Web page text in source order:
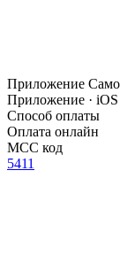
Приложение
Приложение · iOS
Способ оплаты
Оплата онлайн
MCC код
5411